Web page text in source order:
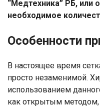
“Медтехника” РБ, или
необходимое
Особенности
В настоящее время
просто незаменимой.
использованием
как открытым методом,